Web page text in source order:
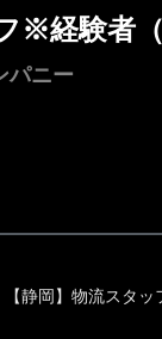
※経験者（
パニー
【静岡】物流スタ